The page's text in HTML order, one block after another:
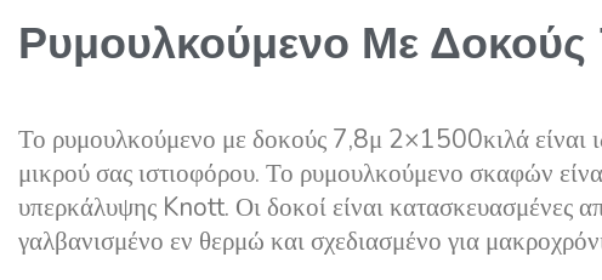
Ρυμουλκούμενο Με Δοκούς
Το ρυμουλκούμενο με δοκούς 7,8μ 2×1500κιλά είναι
μικρού σας ιστιοφόρου. Το ρυμουλκούμενο σκαφών
υπερκάλυψης Knott. Οι δοκοί είναι κατασκευασμένες
γαλβανισμένο εν θερμώ και σχεδιασμένο για